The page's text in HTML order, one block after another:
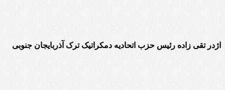
اژدر تقی زاده رئیس حزب اتحادیه دمکراتیک ترک آذربایجان جنوبی